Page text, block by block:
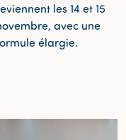
les 14 et 15
avec une
élargie.